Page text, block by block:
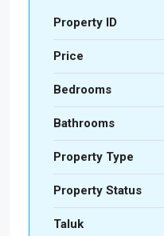
Property ID
Price
Bedrooms
Bathrooms
Property Type
Property Status
Taluk